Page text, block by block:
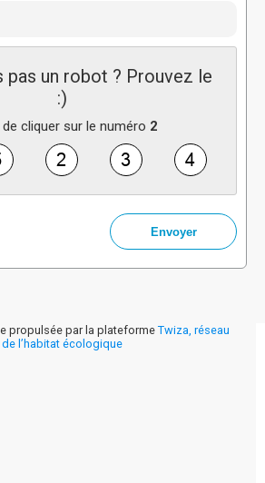
pas un robot ? Prouvez le
:)
cliquer sur le numéro 2
propulsée par la plateforme Twiza, réseau
de l’habitat écologique